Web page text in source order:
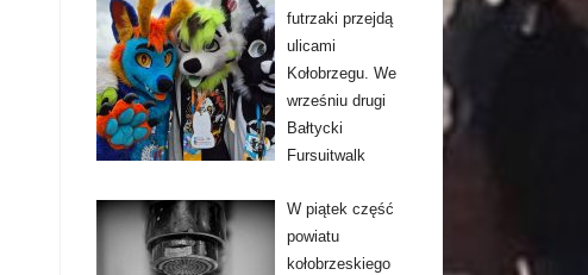
futrzaki przejdą
ulicami
Kołobrzegu. We
wrześniu drugi
Bałtycki
Fursuitwalk
W piątek część
powiatu
kołobrzeskiego